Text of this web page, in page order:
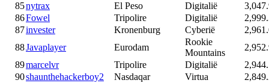
85nytrax El Peso Digitalië
86Fowel Tripolire Digitalië
87invester Kronenburg Cyberië
88Javaplayer Eurodam
Rookie
Mountains
89marcelvr Tripolire Digitalië
90shaunthehackerboy2 Nasdaqar Virtua